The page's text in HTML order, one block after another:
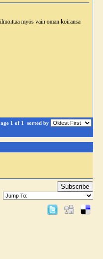
myös vain oman koiransa
1 of 1 sorted by
Subscribe